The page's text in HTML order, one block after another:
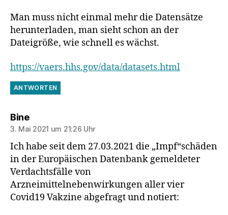
Man muss nicht einmal mehr die Datensätze
herunterladen, man sieht schon an der
Dateigröße, wie schnell es wächst.
https://vaers.hhs.gov/data/datasets.html
ANTWORTEN
Binesagt:
3. Mai 2021 um 21:26 Uhr
Ich habe seit dem 27.03.2021 die „Impf“schäden
in der Europäischen Datenbank gemeldeter
Verdachtsfälle von
Arzneimittelnebenwirkungen aller vier
Covid19 Vakzine abgefragt und notiert: